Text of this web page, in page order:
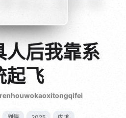
人后我靠系
起飞